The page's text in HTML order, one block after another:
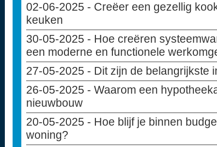
02-06-2025 - Creëer een gezellig
keuken
30-05-2025 - Hoe creëren
een moderne en functionele
27-05-2025 - Dit zijn de belangrijkste
26-05-2025 - Waarom een
nieuwbouw
20-05-2025 - Hoe blijf je binnen
woning?